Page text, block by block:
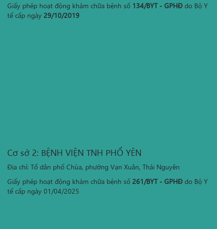
Giấy phép hoạt động khám chữa bệnh số 134/BYT - GPHĐ do Bộ Y
tế cấp ngày 29/10/2019
Cơ sở 2: BỆNH VIỆN TNH PHỔ YÊN
Địa chỉ: Tổ dân phố Chùa, phường Vạn Xuân, Thái Nguyên
Giấy phép hoạt động khám chữa bệnh số 261/BYT - GPHĐ do Bộ Y
tế cấp ngày 01/04/2025